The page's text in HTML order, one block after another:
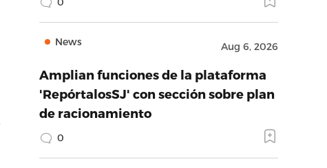
News Aug 6, 2026
Amplian funciones de la plataforma
'RepórtalosSJ' con sección sobre plan
de racionamiento
0